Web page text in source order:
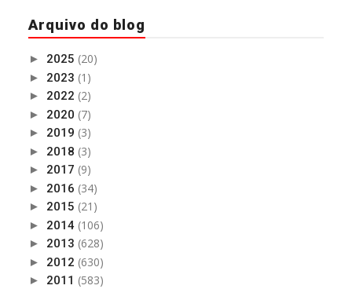
Arquivo do blog
► 2025 (20)
► 2023 (1)
► 2022 (2)
► 2020 (7)
► 2019 (3)
► 2018 (3)
► 2017 (9)
► 2016 (34)
► 2015 (21)
► 2014 (106)
► 2013 (628)
► 2012 (630)
► 2011 (583)